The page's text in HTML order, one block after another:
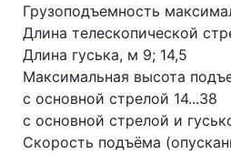
Грузоподъемность
Длина телескопической
Длина гуська, м 9; 14,5
Максимальная высота
с основной стрелой 14...38
с основной стрелой и
Скорость подъёма